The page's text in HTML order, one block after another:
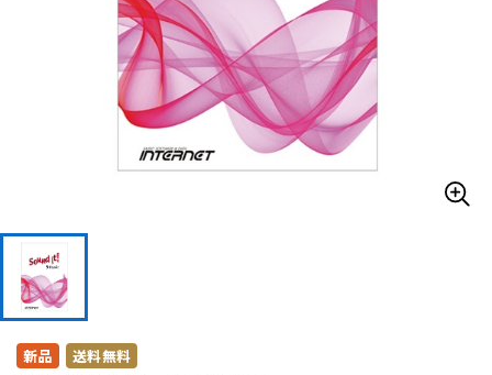
管楽器 その他楽器
エフェクター
新品 送料無料